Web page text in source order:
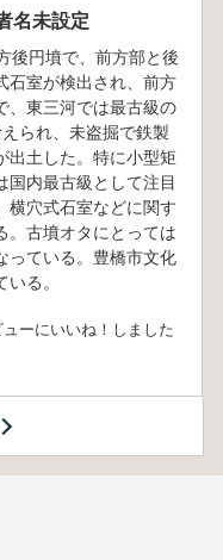
名未設定
後円墳で、前方部と後
石室が検出され、前方
、東三河では最古級の
られ、未盗掘で鉄製
出土した。特に小型矩
国内最古級として注目
横穴式石室などに関す
。古墳オタにとっては
っている。豊橋市文化
る。
ーにいいね！しました